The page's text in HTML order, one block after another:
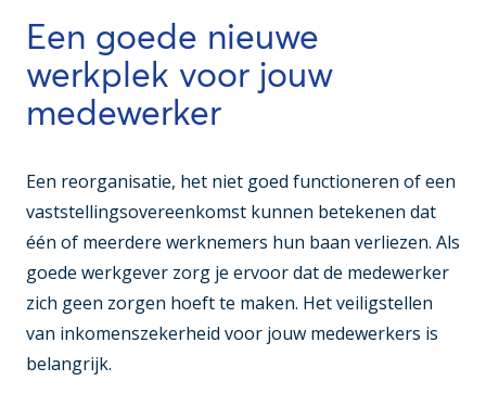
Een goede nieuwe
werkplek voor jouw
medewerker
Een reorganisatie, het niet goed functioneren of een
vaststellingsovereenkomst kunnen betekenen dat
één of meerdere werknemers hun baan verliezen. Als
goede werkgever zorg je ervoor dat de medewerker
zich geen zorgen hoeft te maken. Het veiligstellen
van inkomenszekerheid voor jouw medewerkers is
belangrijk.